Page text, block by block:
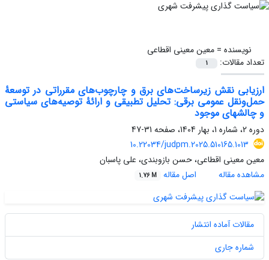
نویسنده =معین معینی اقطاعی
تعداد مقالات:
1
ارزیابی نقش زیرساخت‌های برق و چارچوب‌های مقرراتی در توسعۀ
حمل‌ونقل عمومی برقی: تحلیل تطبیقی و ارائۀ توصیه‌های سیاستی
و چالشهای موجود
دوره 2، شماره 1، بهار 1404، صفحه
31-47
10.22034/judpm.2025.510165.1013
معین معینی اقطاعی، حسن بازوبندی، علی پاسبان
مشاهده مقاله
اصل مقاله 1.76 M
مقالات آماده انتشار
شماره جاری